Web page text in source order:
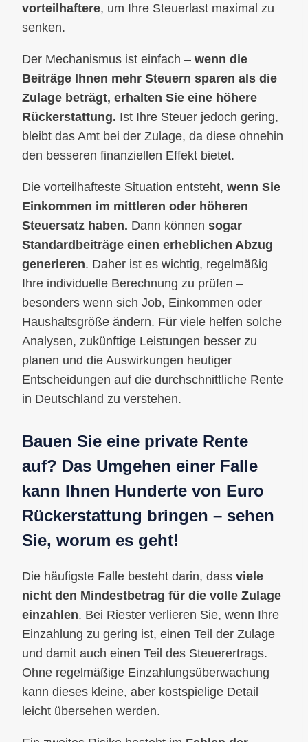
vorteilhaftere, um Ihre Steuerlast maximal zu
senken.
Der Mechanismus ist einfach – wenn die
Beiträge Ihnen mehr Steuern sparen als die
Zulage beträgt, erhalten Sie eine höhere
Rückerstattung. Ist Ihre Steuer jedoch gering,
bleibt das Amt bei der Zulage, da diese ohnehin
den besseren finanziellen Effekt bietet.
Die vorteilhafteste Situation entsteht, wenn Sie
Einkommen im mittleren oder höheren
Steuersatz haben. Dann können sogar
Standardbeiträge einen erheblichen Abzug
generieren. Daher ist es wichtig, regelmäßig
Ihre individuelle Berechnung zu prüfen –
besonders wenn sich Job, Einkommen oder
Haushaltsgröße ändern. Für viele helfen solche
Analysen, zukünftige Leistungen besser zu
planen und die Auswirkungen heutiger
Entscheidungen auf die durchschnittliche Rente
in Deutschland zu verstehen.
Bauen Sie eine private Rente
auf? Das Umgehen einer Falle
kann Ihnen Hunderte von Euro
Rückerstattung bringen – sehen
Sie, worum es geht!
Die häufigste Falle besteht darin, dass viele
nicht den Mindestbetrag für die volle Zulage
einzahlen. Bei Riester verlieren Sie, wenn Ihre
Einzahlung zu gering ist, einen Teil der Zulage
und damit auch einen Teil des Steuerertrags.
Ohne regelmäßige Einzahlungsüberwachung
kann dieses kleine, aber kostspielige Detail
leicht übersehen werden.